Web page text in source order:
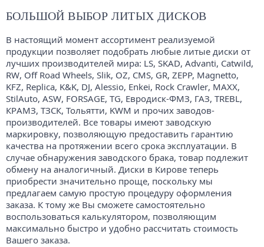
БОЛЬШОЙ ВЫБОР ЛИТЫХ ДИСКОВ
В настоящий момент ассортимент реализуемой
продукции позволяет подобрать любые литые диски от
лучших производителей мира: LS, SKAD, Advanti, Catwild,
RW, Off Road Wheels, Slik, OZ, CMS, GR, ZEPP, Magnetto,
KFZ, Replica, K&K, DJ, Alessio, Enkei, Rock Crawler, MAXX,
StilAuto, ASW, FORSAGE, TG, Евродиск-ФМЗ, ГАЗ, TREBL,
КРАМЗ, ТЗСК, Тольятти, KWM и прочих заводов-
производителей. Все товары имеют заводскую
маркировку, позволяющую предоставить гарантию
качества на протяжении всего срока эксплуатации. В
случае обнаружения заводского брака, товар подлежит
обмену на аналогичный. Диски в Кирове теперь
приобрести значительно проще, поскольку мы
предлагаем самую простую процедуру оформления
заказа. К тому же Вы сможете самостоятельно
воспользоваться калькулятором, позволяющим
максимально быстро и удобно рассчитать стоимость
Вашего заказа.